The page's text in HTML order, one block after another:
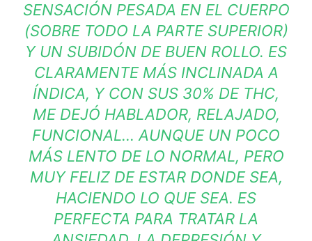
SENSACIÓN PESADA EN EL CUERPO
(SOBRE TODO LA PARTE SUPERIOR)
Y UN SUBIDÓN DE BUEN ROLLO. ES
CLARAMENTE MÁS INCLINADA A
ÍNDICA, Y CON SUS 30% DE THC,
ME DEJÓ HABLADOR, RELAJADO,
FUNCIONAL… AUNQUE UN POCO
MÁS LENTO DE LO NORMAL, PERO
MUY FELIZ DE ESTAR DONDE SEA,
HACIENDO LO QUE SEA. ES
PERFECTA PARA TRATAR LA